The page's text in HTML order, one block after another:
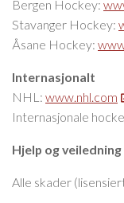
Bergen Hockey:
Stavanger Hockey:
Åsane Hockey:
Internasjonalt
NHL: www.nhl.com
Internasjonale
Hjelp og
Alle skader